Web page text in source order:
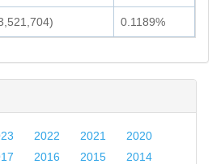
0.1189%
2022 2021
2020
2016 2015
2014